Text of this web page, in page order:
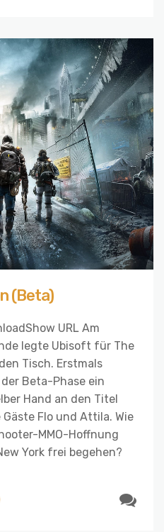
(Beta)
URL Am
legte Ubisoft für The
Tisch. Erstmals
Beta-Phase ein
Hand an den Titel
Flo und Attila. Wie
MMO-Hoffnung
York frei begehen?